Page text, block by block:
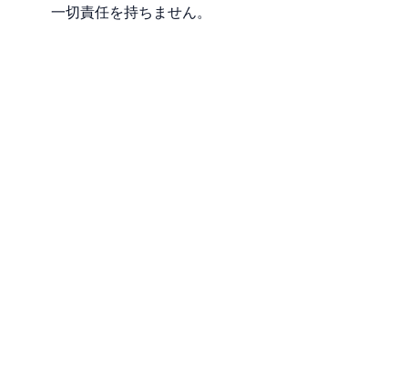
一切責任を持ちません。